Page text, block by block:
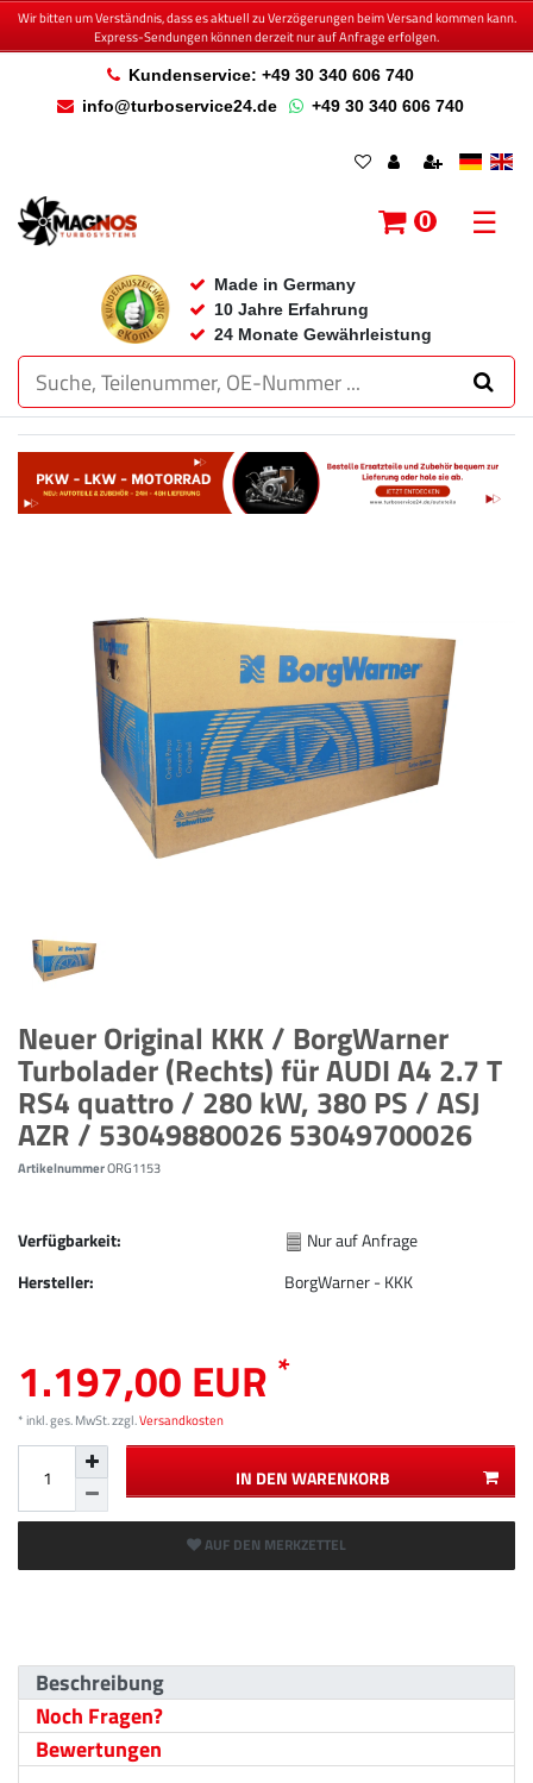
Wir bitten um Verständnis, dass es aktuell zu Verzögerungen beim Versand kommen kann.
Express-Sendungen können derzeit nur auf Anfrage erfolgen.
Kundenservice: +49 30 340 606 740
info@turboservice24.de
+49 30 340 606 740
Made in Germany
10 Jahre Erfahrung
24 Monate Gewährleistung
0 ☰
Neuer Original KKK / BorgWarner
Turbolader (Rechts) für AUDI A4 2.7 T
RS4 quattro / 280 kW, 380 PS / ASJ
AZR / 53049880026 53049700026
ArtikelnummerORG1153
Verfügbarkeit:
Hersteller:
Nur auf Anfrage
BorgWarner - KKK
1.197,00 EUR *
* inkl. ges. MwSt. zzgl.Versandkosten
IN DEN WARENKORB
AUF DEN MERKZETTEL
Beschreibung
Noch Fragen?
Bewertungen